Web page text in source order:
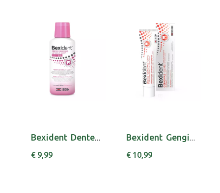
Bexident Dentes Sensiveis Colut 250 Ml
€ 9,99
Bexident Gengivas Gel Dent Chx 75ml
€ 10,99